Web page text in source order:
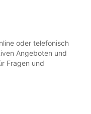
oder telefonisch
Angeboten und
Fragen und